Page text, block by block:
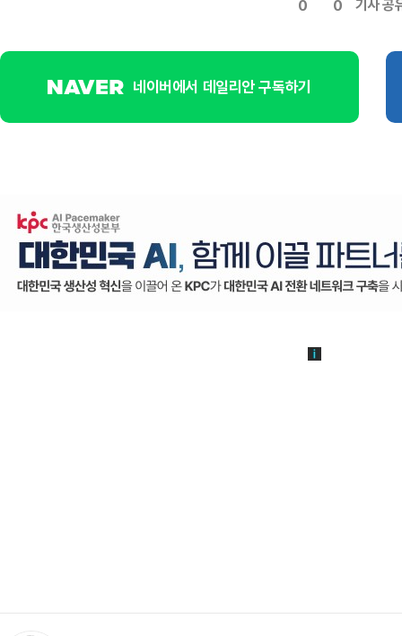
0 0 기사 공
네이버에서 데일리안 구독하기